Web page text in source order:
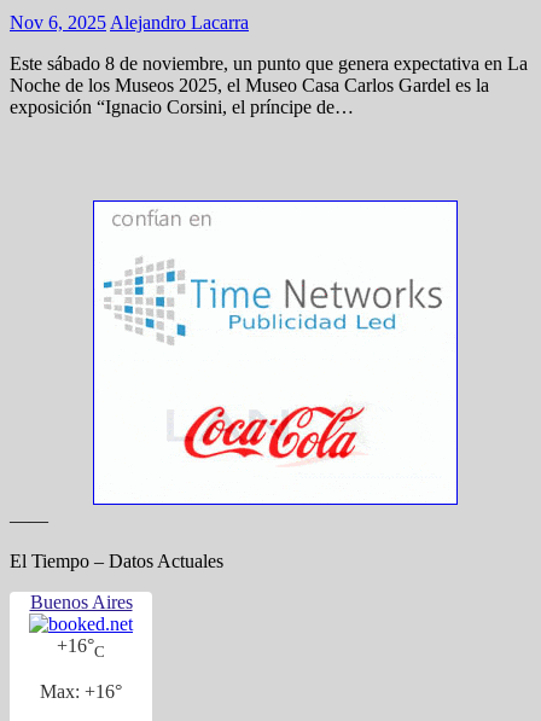
Nov 6, 2025 Alejandro Lacarra
Este sábado 8 de noviembre, un punto que genera expectativa en La
Noche de los Museos 2025, el Museo Casa Carlos Gardel es la
exposición “Ignacio Corsini, el príncipe de…
——
El Tiempo – Datos Actuales
Buenos Aires
+16°C
Max: +16°